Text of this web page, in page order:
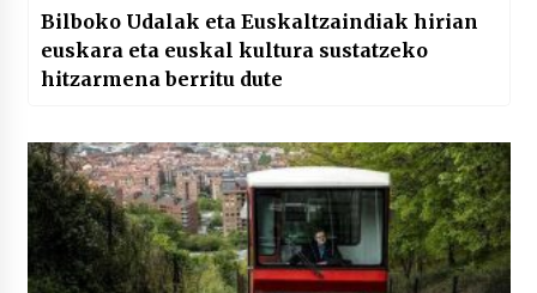
Bilboko Udalak eta Euskaltzaindiak hirian
euskara eta euskal kultura sustatzeko
hitzarmena berritu dute